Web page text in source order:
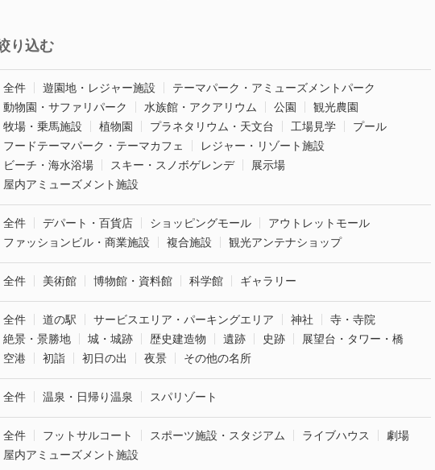
り込む
全件 遊園地・レジャー施設
テーマパーク・アミューズメントパーク
動物園・サファリパーク
水族館・アクアリウム 公園
観光農園
牧場・乗馬施設
植物園 プラネタリウム・天文台 工場見学
プール
フードテーマパーク・テーマカフェ
レジャー・リゾート施設
ビーチ・海水浴場
スキー・スノボゲレンデ
展示場
屋内アミューズメント施設
全件 デパート・百貨店 ショッピングモール
アウトレットモール
ファッションビル・商業施設
複合施設 観光アンテナショップ
全件 美術館 博物館・資料館 科学館 ギャラリー
全件 道の駅 サービスエリア・パーキングエリア 神社
寺・寺院
絶景・景勝地
城・城跡 歴史建造物 遺跡 史跡
展望台・タワー・橋
空港
初詣 初日の出 夜景 その他の名所
全件 温泉・日帰り温泉 スパリゾート
全件 フットサルコート スポーツ施設・スタジアム ライブハウス
劇場
屋内アミューズメント施設